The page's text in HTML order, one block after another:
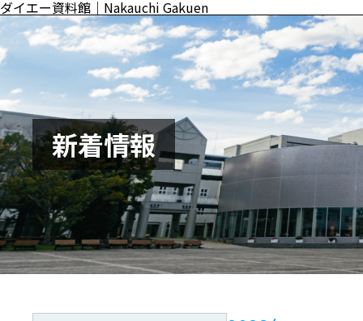
ダイエー資料館｜Nakauchi Gakuen
新着情報